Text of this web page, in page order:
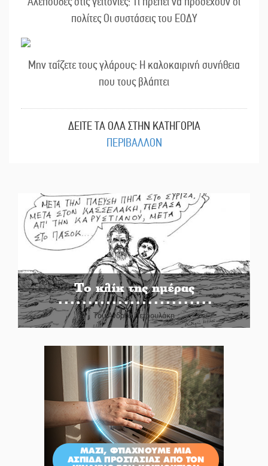
πολίτες Οι συστάσεις του ΕΟΔΥ
Μην ταΐζετε τους γλάρους: Η καλοκαιρινή συνήθεια
που τους βλάπτει
ΔΕΙΤΕ ΤΑ ΟΛΑ ΣΤΗΝ ΚΑΤΗΓΟΡΙΑ
ΠΕΡΙΒΑΛΛΟΝ
Το κλίκ της ημέρας
Του Ανδρέα Πετρουλάκη